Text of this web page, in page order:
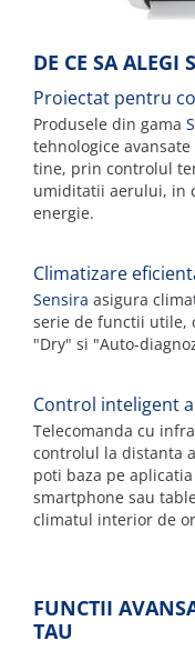
DE CE SA ALEGI
Proiectat pentru
Produsele din gama
tehnologice
tine, prin controlul
umiditatii aerului, in
energie.
Climatizare
Sensira asigura
serie de functii utile,
"Dry" si "Auto-
Control inteligent
Telecomanda cu
controlul la distanta
poti baza pe aplicatia
smartphone sau
climatul interior de
FUNCTII
TAU